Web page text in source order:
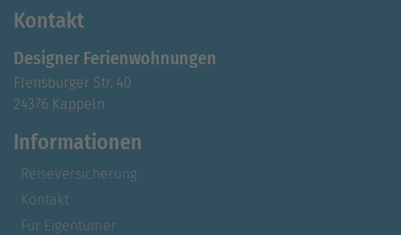
Kontakt
Designer Ferienwohnungen
Flensburger Str. 40
24376 Kappeln
Informationen
Reiseversicherung
Kontakt
Für Eigentümer